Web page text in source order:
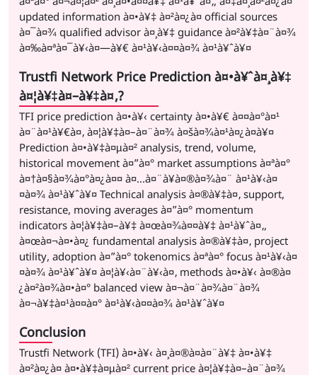
updated information à¤•à¥‡ à¤²à¤¿à¤ official sources
à¤¯à¤¾ qualified advisor à¤¸à¥‡ guidance à¤²à¥‡à¤¨à¤¾
à¤‰à¤ªà¤¯à¥‹à¤—à¥€ à¤¹à¥‹à¤¤à¤¾ à¤¹à¥ˆà¥¤
Trustfi Network Price Prediction à¤•à¥ˆà¤¸à¥‡
à¤¦à¥‡à¤–à¥‡à¤‚?
TFI price prediction à¤•à¥‹ certainty à¤•à¥€ à¤¤à¤°à¤¹
à¤¨à¤¹à¥€à¤‚ à¤¦à¥‡à¤–à¤¨à¤¾ à¤šà¤¾à¤¹à¤¿à¤à¥¤
Prediction à¤•à¥‡à¤µà¤² analysis, trend, volume,
historical movement à¤”à¤° market assumptions à¤ªà¤°
à¤†à¤§à¤¾à¤°à¤¿à¤¤ à¤…à¤¨à¥à¤®à¤¾à¤¨ à¤¹à¥‹à¤
¤à¤¾ à¤¹à¥ˆà¥¤ Technical analysis à¤®à¥‡à¤‚ support,
resistance, moving averages à¤”à¤° momentum
indicators à¤¦à¥‡à¤–à¥‡ à¤œà¤¾à¤¤à¥‡ à¤¹à¥ˆà¤‚,
à¤œà¤¬à¤•à¤¿ fundamental analysis à¤®à¥‡à¤‚ project
utility, adoption à¤”à¤° tokenomics à¤ªà¤° focus à¤¹à¥‹à¤
¤à¤¾ à¤¹à¥ˆà¥¤ à¤¦à¥‹à¤¨à¥‹à¤‚ methods à¤•à¥‹ à¤®à¤
¿à¤²à¤¾à¤•à¤° balanced view à¤¬à¤¨à¤¾à¤¨à¤¾
à¤¬à¥‡à¤¹à¤¤à¤° à¤¹à¥‹à¤¤à¤¾ à¤¹à¥ˆà¥¤
Conclusion
Trustfi Network (TFI) à¤•à¥‹ à¤¸à¤®à¤à¤¨à¥‡ à¤•à¥‡
à¤²à¤¿à¤ à¤•à¥‡à¤µà¤² current price à¤¦à¥‡à¤–à¤¨à¤¾